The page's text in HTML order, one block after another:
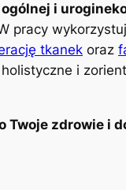
i
pracy
tkanek oraz
i
Twoje zdrowie i